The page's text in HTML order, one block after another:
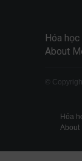
Hóa học
About
©
Hóa
About